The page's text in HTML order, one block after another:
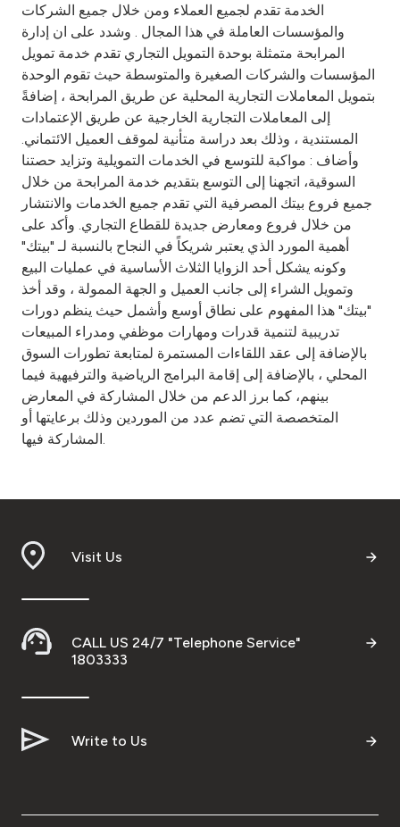
الخدمة تقدم لجميع العملاء ومن خلال جميع الشركات
والمؤسسات العاملة في هذا المجال . وشدد على ان إدارة
المرابحة متمثلة بوحدة التمويل التجاري تقدم خدمة تمويل
المؤسسات والشركات الصغيرة والمتوسطة حيث تقوم الوحدة
بتمويل المعاملات التجارية المحلية عن طريق المرابحة ، إضافةً
إلى المعاملات التجارية الخارجية عن طريق الإعتمادات
المستندية ، وذلك بعد دراسة متأنية لموقف العميل الائتماني.
وأضاف : مواكبة للتوسع في الخدمات التمويلية وتزايد حصتنا
السوقية، اتجهنا إلى التوسع بتقديم خدمة المرابحة من خلال
جميع فروع بيتك المصرفية التي تقدم جميع الخدمات والانتشار
من خلال فروع ومعارض جديدة للقطاع التجاري. وأكد على
أهمية المورد الذي يعتبر شريكاً في النجاح بالنسبة لـ "بيتك"
وكونه يشكل أحد الزوايا الثلاث الأساسية في عمليات البيع
وتمويل الشراء إلى جانب العميل و الجهة الممولة ، وقد أخذ
"بيتك" هذا المفهوم على نطاق أوسع وأشمل حيث ينظم دورات
تدريبية لتنمية قدرات ومهارات موظفي ومدراء المبيعات
بالإضافة إلى عقد اللقاءات المستمرة لمتابعة تطورات السوق
المحلي ، بالإضافة إلى إقامة البرامج الرياضية والترفيهية فيما
بينهم، كما برز الدعم من خلال المشاركة في المعارض
المتخصصة التي تضم عدد من الموردين وذلك برعايتها أو
المشاركة فيها.
Visit Us
CALL US 24/7 "Telephone Service"
1803333
Write to Us